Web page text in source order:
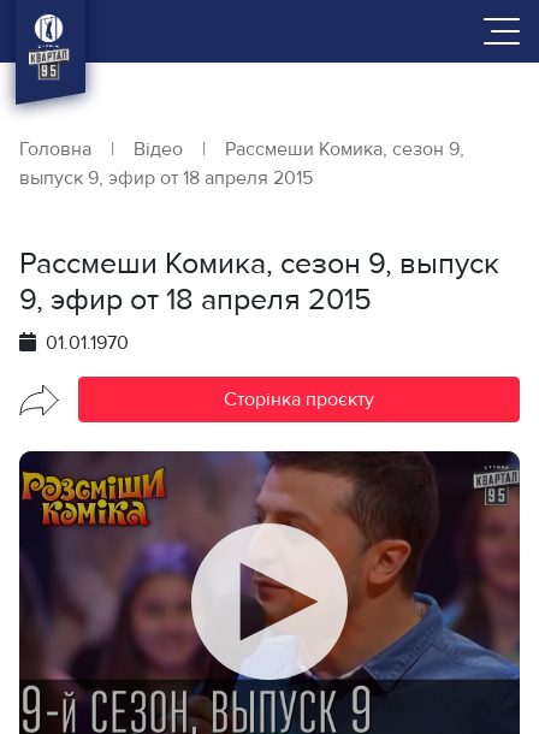
Головна | Відео |
Рассмеши Комика, сезон 9,
выпуск 9, эфир от 18 апреля 2015
Рассмеши Комика, сезон 9, выпуск
9, эфир от 18 апреля 2015
01.01.1970
Сторінка проєкту